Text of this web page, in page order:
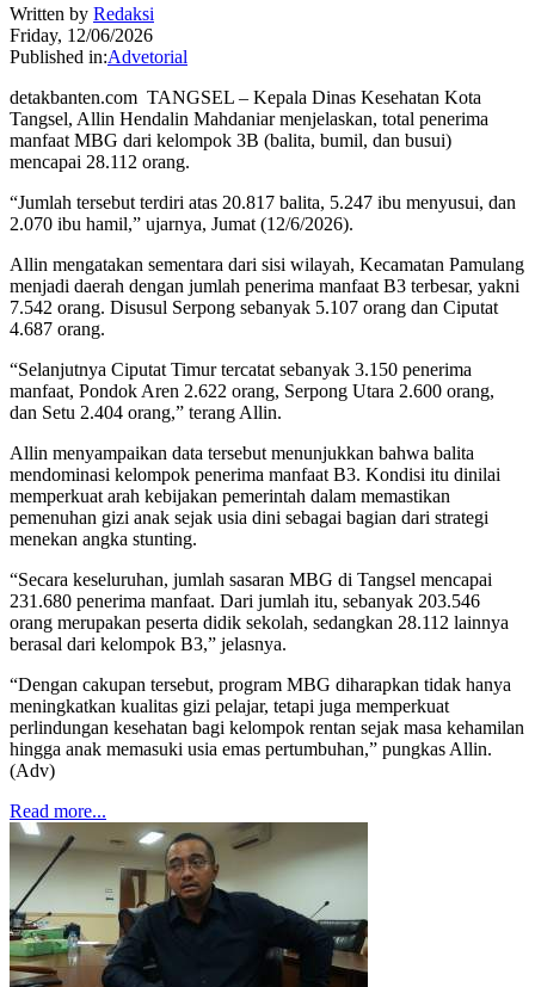
Written by Redaksi
Friday, 12/06/2026
Published in:Advetorial
detakbanten.com TANGSEL – Kepala Dinas Kesehatan Kota
Tangsel, Allin Hendalin Mahdaniar menjelaskan, total penerima
manfaat MBG dari kelompok 3B (balita, bumil, dan busui)
mencapai 28.112 orang.
“Jumlah tersebut terdiri atas 20.817 balita, 5.247 ibu menyusui, dan
2.070 ibu hamil,” ujarnya, Jumat (12/6/2026).
Allin mengatakan sementara dari sisi wilayah, Kecamatan Pamulang
menjadi daerah dengan jumlah penerima manfaat B3 terbesar, yakni
7.542 orang. Disusul Serpong sebanyak 5.107 orang dan Ciputat
4.687 orang.
“Selanjutnya Ciputat Timur tercatat sebanyak 3.150 penerima
manfaat, Pondok Aren 2.622 orang, Serpong Utara 2.600 orang,
dan Setu 2.404 orang,” terang Allin.
Allin menyampaikan data tersebut menunjukkan bahwa balita
mendominasi kelompok penerima manfaat B3. Kondisi itu dinilai
memperkuat arah kebijakan pemerintah dalam memastikan
pemenuhan gizi anak sejak usia dini sebagai bagian dari strategi
menekan angka stunting.
“Secara keseluruhan, jumlah sasaran MBG di Tangsel mencapai
231.680 penerima manfaat. Dari jumlah itu, sebanyak 203.546
orang merupakan peserta didik sekolah, sedangkan 28.112 lainnya
berasal dari kelompok B3,” jelasnya.
“Dengan cakupan tersebut, program MBG diharapkan tidak hanya
meningkatkan kualitas gizi pelajar, tetapi juga memperkuat
perlindungan kesehatan bagi kelompok rentan sejak masa kehamilan
hingga anak memasuki usia emas pertumbuhan,” pungkas Allin.
(Adv)
Read more...